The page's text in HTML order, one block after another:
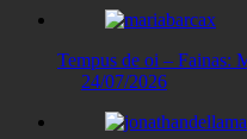
Tempus de oi – Fainas:
24/07/2026